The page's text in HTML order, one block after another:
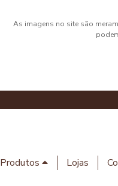
As imagens no site são
Produtos Lojas